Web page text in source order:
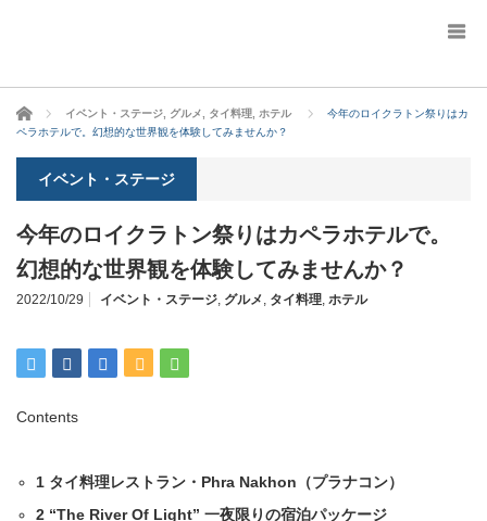
ホーム イベント・ステージ グルメ タイ料理 ホテル
今年のロイクラトン祭りはカ
ペラホテルで。幻想的な世界観を体験してみませんか？
イベント・ステージ
今年のロイクラトン祭りはカペラホテルで。
幻想的な世界観を体験してみませんか？
2022/10/29 イベント・ステージ, グルメ, タイ料理, ホテル
Contents
1 タイ料理レストラン・Phra Nakhon（プラナコン）
2 “The River Of Light” 一夜限りの宿泊パッケージ